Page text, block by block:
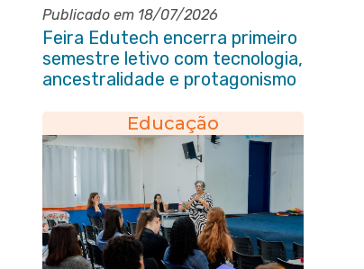
Publicado em 18/07/2026
Feira Edutech encerra primeiro
semestre letivo com tecnologia,
ancestralidade e protagonismo
Educação